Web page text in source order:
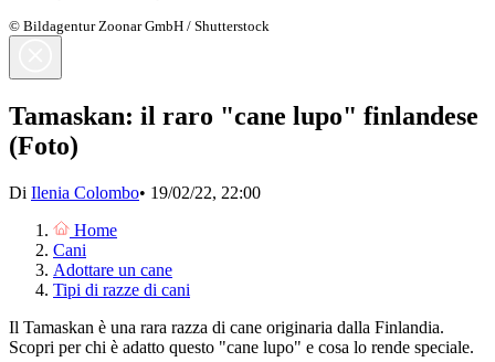
© Bildagentur Zoonar GmbH / Shutterstock
Tamaskan: il raro "cane lupo" finlandese
(Foto)
Di Ilenia Colombo• 19/02/22, 22:00
Home
Cani
Adottare un cane
Tipi di razze di cani
Il Tamaskan è una rara razza di cane originaria dalla Finlandia.
Scopri per chi è adatto questo "cane lupo" e cosa lo rende speciale.